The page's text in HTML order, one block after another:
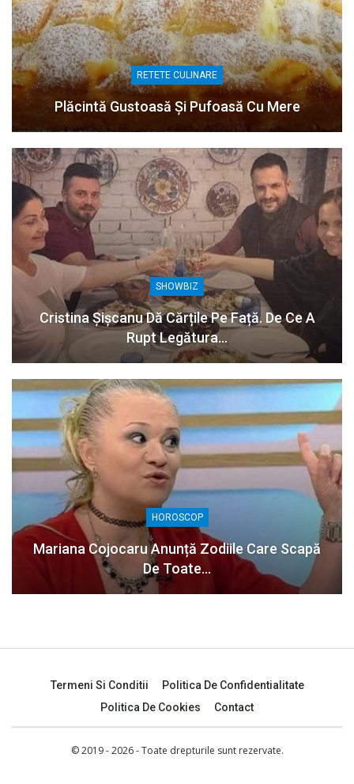
RETETE CULINARE
Plăcintă Gustoasă Și Pufoasă Cu Mere
SHOWBIZ
Cristina Șișcanu Dă Cărțile Pe Față. De Ce A
Rupt Legătura…
HOROSCOP
Mariana Cojocaru Anunță Zodiile Care Scapă
De Toate…
Termeni Si Conditii
Politica De Confidentialitate
Politica De Cookies
Contact
© 2019 - 2026 - Toate drepturile sunt rezervate.